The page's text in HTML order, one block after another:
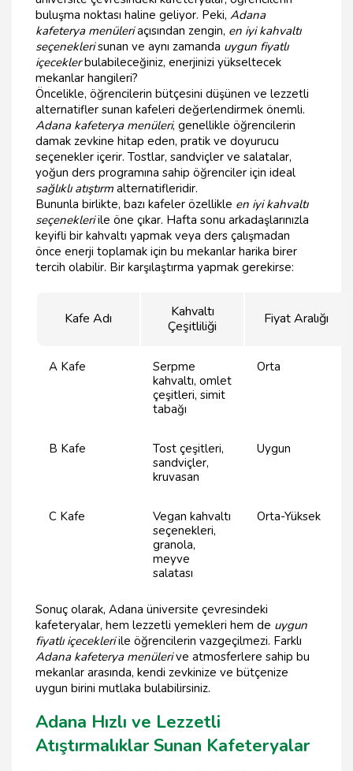
buluşma noktası haline geliyor. Peki, Adana
kafeterya menüleriaçısından zengin, en iyi kahvaltı
seçeneklerisunan ve aynı zamanda uygun fiyatlı
içeceklerbulabileceğiniz, enerjinizi yükseltecek
mekanlar hangileri?
Öncelikle, öğrencilerin bütçesini düşünen ve lezzetli
alternatifler sunan kafeleri değerlendirmek önemli.
Adana kafeterya menüleri, genellikle öğrencilerin
damak zevkine hitap eden, pratik ve doyurucu
seçenekler içerir. Tostlar, sandviçler ve salatalar,
yoğun ders programına sahip öğrenciler için ideal
sağlıklı atıştırm alternatifleridir.
Bununla birlikte, bazı kafeler özellikle en iyi kahvaltı
seçenekleriile öne çıkar. Hafta sonu arkadaşlarınızla
keyifli bir kahvaltı yapmak veya ders çalışmadan
önce enerji toplamak için bu mekanlar harika birer
tercih olabilir. Bir karşılaştırma yapmak gerekirse:
Kafe Adı
Kahvaltı
Çeşitliliği
Fiyat Aralığı
A Kafe
Serpme
kahvaltı, omlet
çeşitleri, simit
tabağı
Orta
B Kafe
Tost çeşitleri,
sandviçler,
kruvasan
Uygun
C Kafe
Vegan kahvaltı
seçenekleri,
granola,
meyve
salatası
Orta-Yüksek
Sonuç olarak, Adana üniversite çevresindeki
kafeteryalar, hem lezzetli yemekleri hem de uygun
fiyatlı içecekleriile öğrencilerin vazgeçilmezi. Farklı
Adana kafeterya menülerive atmosferlere sahip bu
mekanlar arasında, kendi zevkinize ve bütçenize
uygun birini mutlaka bulabilirsiniz.
Adana Hızlı ve Lezzetli
Atıştırmalıklar Sunan Kafeteryalar